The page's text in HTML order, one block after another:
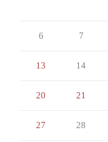
6 7
13 14
20 21
27 28